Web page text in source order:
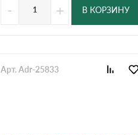
- + В КОРЗИНУ
Арт. Adr-25833